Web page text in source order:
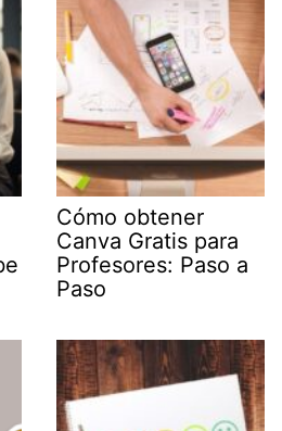
Cómo obtener
Canva Gratis para
Profesores: Paso a
Paso